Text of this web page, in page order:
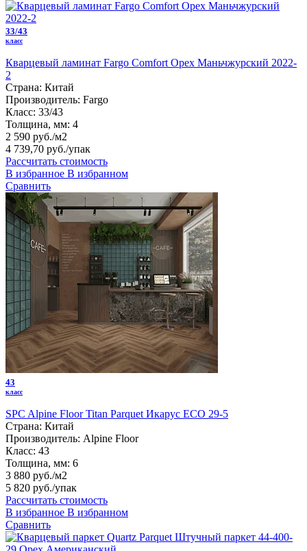
33/43
класс
Кварцевый ламинат Fargo Comfort Орех Маньчжурский 2022-
2
Страна: Китай
Производитель: Fargo
Класс: 33/43
Толщина, мм: 4
2 590 руб./м2
4 739,70 руб./упак
Рассчитать стоимость
В избранное В избранном
Сравнить
43
класс
SPC Alpine Floor Titan Parquet Икарус ЕСО 29-5
Страна: Китай
Производитель: Alpine Floor
Класс: 43
Толщина, мм: 6
3 880 руб./м2
5 820 руб./упак
Рассчитать стоимость
В избранное В избранном
Сравнить